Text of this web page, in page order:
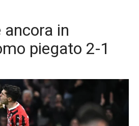
in
piegato 2-1